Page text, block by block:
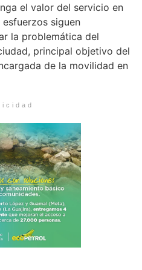
el valor del servicio en
siguen
la problemática del
principal objetivo del
de la movilidad en